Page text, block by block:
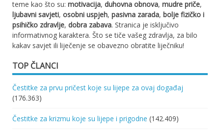
teme kao što su: motivacija, duhovna obnova, mudre priče,
ljubavni savjeti, osobni uspjeh, pasivna zarada, bolje fizičko i
psihičko zdravlje, dobra zabava. Stranica je isključivo
informativnog karaktera. Što se tiče vašeg zdravlja, za bilo
kakav savjet ili liječenje se obavezno obratite liječniku!
TOP ČLANCI
Čestitke za prvu pričest koje su lijepe za ovaj događaj
(176.363)
Čestitke za krizmu koje su lijepe i prigodne (142.409)